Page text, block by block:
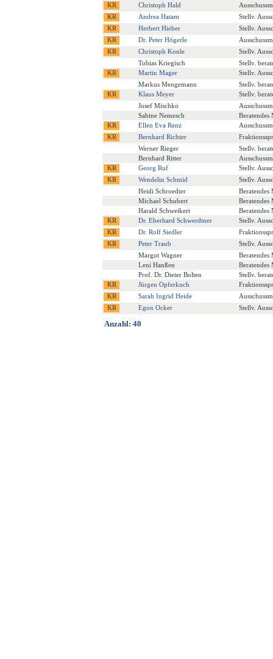
Christoph Hald
Andrea Hatam
Stellv.
Herbert Hieber
Stellv.
Dr. Peter Högerle
Christoph Konle
Stellv.
Tobias Kriegisch
Stellv.
Martin Mager
Stellv.
Markus Mengemann
Stellv.
Klaus Meyer
Stellv.
Josef Mischko
Sabine Nemesch
Beratendes
Ellen Eva Renz
Bernhard Richter
Werner Rieger
Stellv.
Bernhard Ritter
Georg Ruf
Stellv.
Wendelin Schmid
Stellv.
Heidi Schroedter
Beratendes
Michael Schubert
Beratendes
Harald Schweikert
Beratendes
Dr. Eberhard Schwerdtner
Stellv.
Dr. Rolf Siedler
Peter Traub
Stellv.
Margot Wagner
Beratendes
Leni Hanßen
Beratendes
Prof. Dr. Dieter Bolten
Stellv.
Jürgen Opferkuch
Sarah Ingrid Heide
Egon Ocker
Stellv.
Anzahl: 40